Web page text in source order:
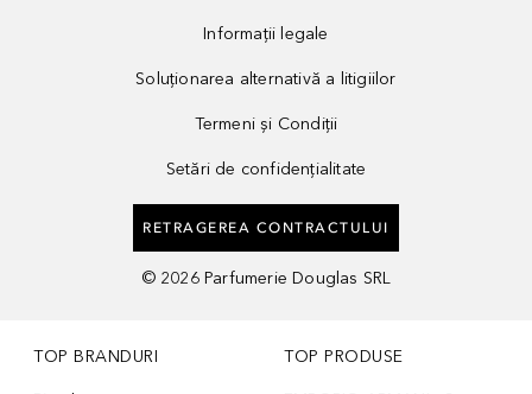
Informații legale
Soluționarea alternativă a litigiilor
Termeni și Condiții
Setări de confidențialitate
RETRAGEREA CONTRACTULUI
© 2026 Parfumerie Douglas SRL
TOP BRANDURI TOP PRODUSE